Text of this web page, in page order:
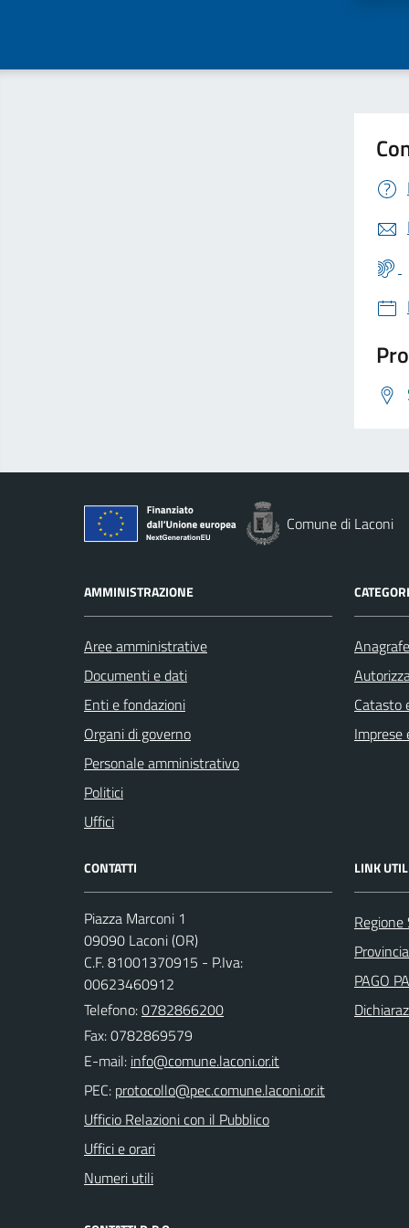
Comune di Laconi
AMMINISTRAZIONE
Aree amministrative
Documenti e dati
Enti e fondazioni
Organi di governo
Personale amministrativo
Politici
Uffici
Catasto
Imprese
CONTATTI
Piazza Marconi 1
09090 Laconi (OR)
C.F. 81001370915 - P.Iva:
00623460912
Telefono:0782866200
Fax: 0782869579
E-mail:
PEC:
Ufficio Relazioni con il Pubblico
Uffici e orari
Numeri utili
LINK
Regione
PAGO PA